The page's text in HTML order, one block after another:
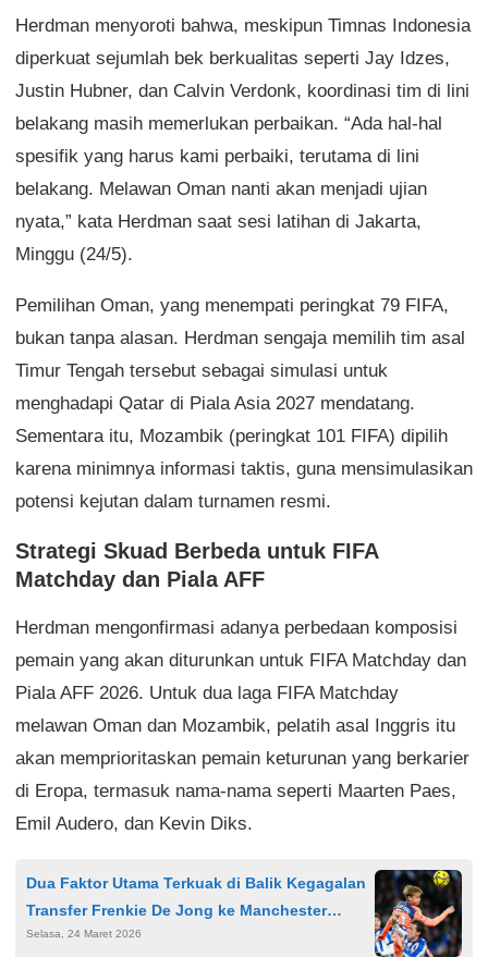
Herdman menyoroti bahwa, meskipun Timnas Indonesia
diperkuat sejumlah bek berkualitas seperti Jay Idzes,
Justin Hubner, dan Calvin Verdonk, koordinasi tim di lini
belakang masih memerlukan perbaikan. “Ada hal-hal
spesifik yang harus kami perbaiki, terutama di lini
belakang. Melawan Oman nanti akan menjadi ujian
nyata,” kata Herdman saat sesi latihan di Jakarta,
Minggu (24/5).
Pemilihan Oman, yang menempati peringkat 79 FIFA,
bukan tanpa alasan. Herdman sengaja memilih tim asal
Timur Tengah tersebut sebagai simulasi untuk
menghadapi Qatar di Piala Asia 2027 mendatang.
Sementara itu, Mozambik (peringkat 101 FIFA) dipilih
karena minimnya informasi taktis, guna mensimulasikan
potensi kejutan dalam turnamen resmi.
Strategi Skuad Berbeda untuk FIFA
Matchday dan Piala AFF
Herdman mengonfirmasi adanya perbedaan komposisi
pemain yang akan diturunkan untuk FIFA Matchday dan
Piala AFF 2026. Untuk dua laga FIFA Matchday
melawan Oman dan Mozambik, pelatih asal Inggris itu
akan memprioritaskan pemain keturunan yang berkarier
di Eropa, termasuk nama-nama seperti Maarten Paes,
Emil Audero, dan Kevin Diks.
Dua Faktor Utama Terkuak di Balik Kegagalan
Transfer Frenkie De Jong ke Manchester
United
Selasa, 24 Maret 2026